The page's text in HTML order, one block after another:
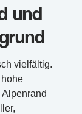
und
vielfältig.